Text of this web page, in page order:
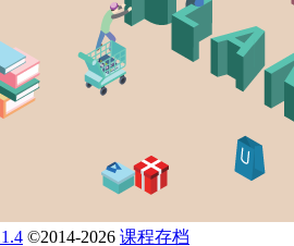
©2014-2026 课程存档